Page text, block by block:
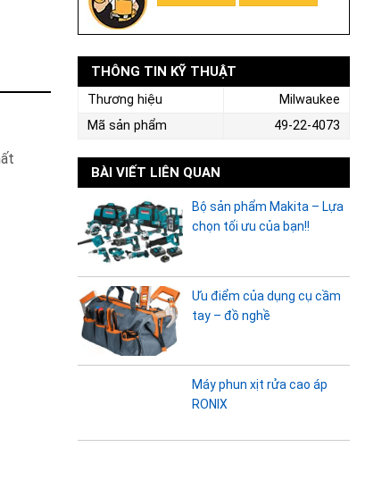
THÔNG TIN KỸ THUẬT
Thương hiệu
Milwaukee
Mã sản phẩm
49-22-4073
BÀI VIẾT LIÊN QUAN
Bộ sản phẩm Makita – Lựa
chọn tối ưu của bạn!!
Ưu điểm của dụng cụ cầm
tay – đồ nghề
Máy phun xịt rửa cao áp
RONIX